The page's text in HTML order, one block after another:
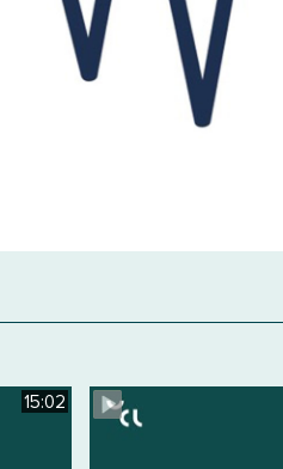
15:02